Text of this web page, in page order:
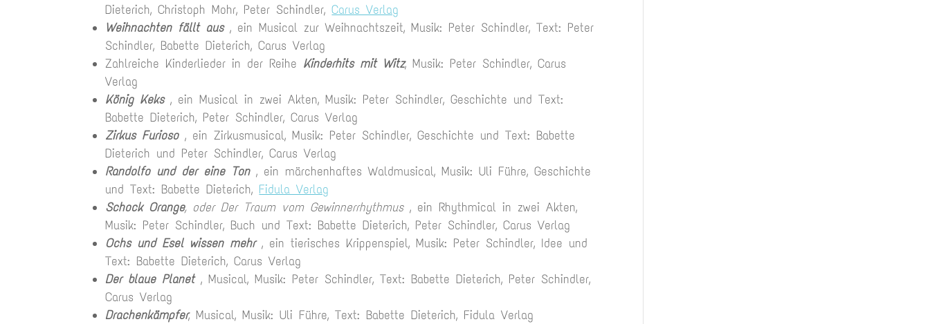
Dieterich, Christoph Mohr, Peter Schindler,Carus Verlag
Weihnachten fällt aus , ein Musical zur Weihnachtszeit, Musik: Peter Schindler, Text: Peter
Schindler, Babette Dieterich, Carus Verlag
Zahlreiche Kinderlieder in der Reihe Kinderhits mit Witz, Musik: Peter Schindler, Carus
Verlag
König Keks, ein Musical in zwei Akten, Musik: Peter Schindler, Geschichte und Text:
Babette Dieterich, Peter Schindler, Carus Verlag
Zirkus Furioso, ein Zirkusmusical, Musik: Peter Schindler, Geschichte und Text: Babette
Dieterich und Peter Schindler, Carus Verlag
Randolfo und der eine Ton , ein märchenhaftes Waldmusical, Musik: Uli Führe, Geschichte
und Text: Babette Dieterich, Fidula Verlag
Schock Orange, oder Der Traum vom Gewinnerrhythmus, ein Rhythmical in zwei Akten,
Musik: Peter Schindler, Buch und Text: Babette Dieterich, Peter Schindler, Carus Verlag
Ochs und Esel wissen mehr, ein tierisches Krippenspiel, Musik: Peter Schindler, Idee und
Text: Babette Dieterich, Carus Verlag
Der blaue Planet, Musical, Musik: Peter Schindler, Text: Babette Dieterich, Peter Schindler,
Carus Verlag
Drachenkämpfer, Musical, Musik: Uli Führe, Text: Babette Dieterich, Fidula Verlag